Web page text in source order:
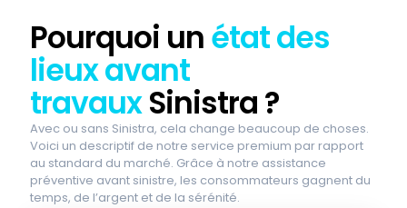
Pourquoi unétat des
lieux avant
travauxSinistra ?
Avec ou sans Sinistra, cela change beaucoup de choses.
Voici un descriptif de notre service premium par rapport
au standard du marché. Grâce à notre assistance
préventive avant sinistre, les consommateurs gagnent du
temps, de l’argent et de la sérénité.